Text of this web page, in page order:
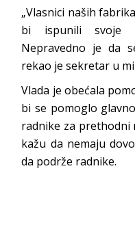
„Vlasnici naših
bi ispunili svoje
Nepravedno je da
rekao je sekretar u
Vlada je obećala
bi se pomoglo
radnike za prethodni
kažu da nemaju
da podrže radnike.